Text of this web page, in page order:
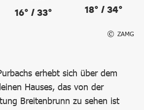
16° / 33° 18° / 34°
ZAMG
erhebt sich über dem
Hauses, das von der
Breitenbrunn zu sehen ist